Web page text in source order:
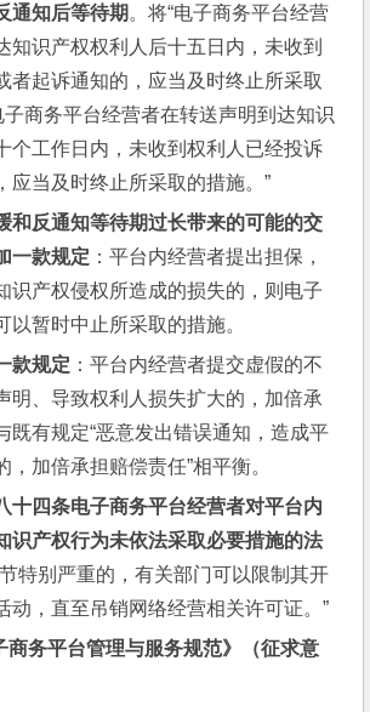
通知后等待期 。将“电子商务平台经营
知识产权权利人后十五日内，未收到
者起诉通知的，应当及时终止所采取
子商务平台经营者在转送声明到达知识
个工作日内，未收到权利人已经投诉
应当及时终止所采取的措施。”
和反通知等待期过长带来的可能的交
一款规定 ：平台内经营者提出担保，
识产权侵权所造成的损失的，则电子
以暂时中止所采取的措施。
款规定 ：平台内经营者提交虚假的不
明、导致权利人损失扩大的，加倍承
既有规定“恶意发出错误通知，造成平
，加倍承担赔偿责任”相平衡。
四条电子商务平台经营者对平台内
识产权行为未依法采取必要措施的法
特别严重的，有关部门可以限制其开
动，直至吊销网络经营相关许可证。”
商务平台管理与服务规范》（征求意